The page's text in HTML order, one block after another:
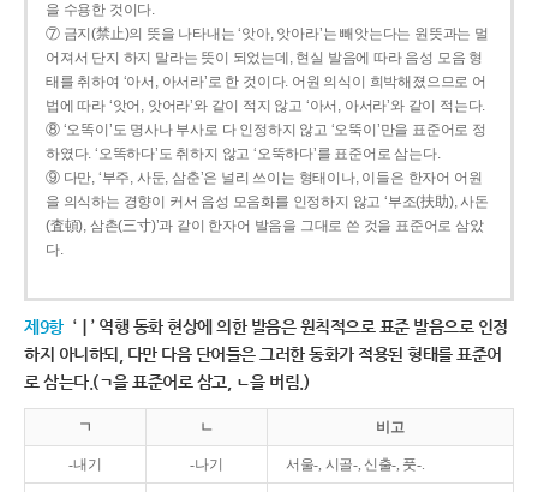
을 수용한 것이다.
⑦ 금지(禁止)의 뜻을 나타내는 ‘앗아, 앗아라’는 빼앗는다는 원뜻과는 멀
어져서 단지 하지 말라는 뜻이 되었는데, 현실 발음에 따라 음성 모음 형
태를 취하여 ‘아서, 아서라’로 한 것이다. 어원 의식이 희박해졌으므로 어
법에 따라 ‘앗어, 앗어라’와 같이 적지 않고 ‘아서, 아서라’와 같이 적는다.
⑧ ‘오똑이’도 명사나 부사로 다 인정하지 않고 ‘오뚝이’만을 표준어로 정
하였다. ‘오똑하다’도 취하지 않고 ‘오뚝하다’를 표준어로 삼는다.
⑨ 다만, ‘부주, 사둔, 삼춘’은 널리 쓰이는 형태이나, 이들은 한자어 어원
을 의식하는 경향이 커서 음성 모음화를 인정하지 않고 ‘부조(扶助), 사돈
(査頓), 삼촌(三寸)’과 같이 한자어 발음을 그대로 쓴 것을 표준어로 삼았
다.
제9항 ‘ㅣ’ 역행 동화 현상에 의한 발음은 원칙적으로 표준 발음으로 인정
하지 아니하되, 다만 다음 단어들은 그러한 동화가 적용된 형태를 표준어
로 삼는다.(ㄱ을 표준어로 삼고, ㄴ을 버림.)
ㄱ ㄴ 비고
-내기 -나기 서울-, 시골-, 신출-, 풋-.